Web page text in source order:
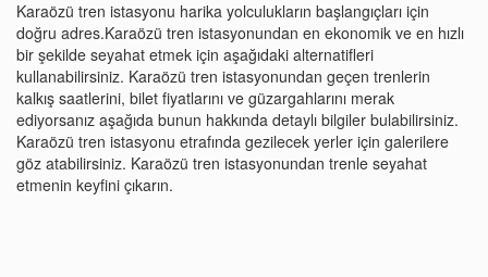
Karaözü tren istasyonu harika yolculukların başlangıçları için
doğru adres.Karaözü tren istasyonundan en ekonomik ve en hızlı
bir şekilde seyahat etmek için aşağıdaki alternatifleri
kullanabilirsiniz. Karaözü tren istasyonundan geçen trenlerin
kalkış saatlerini, bilet fiyatlarını ve güzargahlarını merak
ediyorsanız aşağıda bunun hakkında detaylı bilgiler bulabilirsiniz.
Karaözü tren istasyonu etrafında gezilecek yerler için galerilere
göz atabilirsiniz. Karaözü tren istasyonundan trenle seyahat
etmenin keyfini çıkarın.